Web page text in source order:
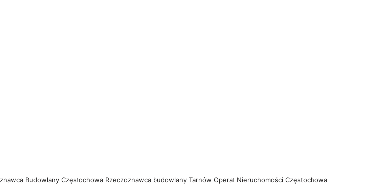
Budowlany Częstochowa Rzeczoznawca budowlany Tarnów Operat Nieruchomości Częstochowa